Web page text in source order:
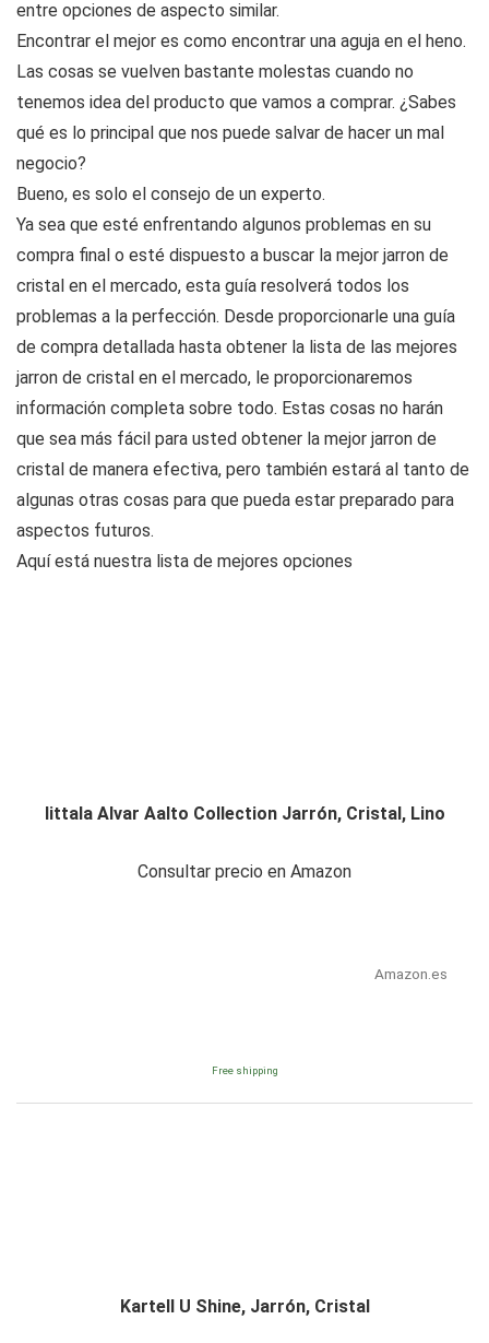
entre opciones de aspecto similar.
Encontrar el mejor es como encontrar una aguja en el heno.
Las cosas se vuelven bastante molestas cuando no
tenemos idea del producto que vamos a comprar. ¿Sabes
qué es lo principal que nos puede salvar de hacer un mal
negocio?
Bueno, es solo el consejo de un experto.
Ya sea que esté enfrentando algunos problemas en su
compra final o esté dispuesto a buscar la mejor jarron de
cristal en el mercado, esta guía resolverá todos los
problemas a la perfección. Desde proporcionarle una guía
de compra detallada hasta obtener la lista de las mejores
jarron de cristal en el mercado, le proporcionaremos
información completa sobre todo. Estas cosas no harán
que sea más fácil para usted obtener la mejor jarron de
cristal de manera efectiva, pero también estará al tanto de
algunas otras cosas para que pueda estar preparado para
aspectos futuros.
Aquí está nuestra lista de mejores opciones
Iittala Alvar Aalto Collection Jarrón, Cristal, Lino
Consultar precio en Amazon
Amazon.es
Free shipping
Kartell U Shine, Jarrón, Cristal